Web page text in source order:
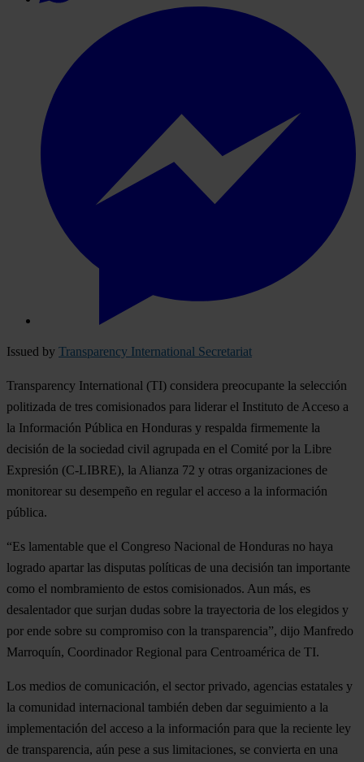
Issued by Transparency International Secretariat
Transparency International (TI) considera preocupante la selección
politizada de tres comisionados para liderar el Instituto de Acceso a
la Información Pública en Honduras y respalda firmemente la
decisión de la sociedad civil agrupada en el Comité por la Libre
Expresión (C-LIBRE), la Alianza 72 y otras organizaciones de
monitorear su desempeño en regular el acceso a la información
pública.
“Es lamentable que el Congreso Nacional de Honduras no haya
logrado apartar las disputas políticas de una decisión tan importante
como el nombramiento de estos comisionados. Aun más, es
desalentador que surjan dudas sobre la trayectoria de los elegidos y
por ende sobre su compromiso con la transparencia”, dijo Manfredo
Marroquín, Coordinador Regional para Centroamérica de TI.
Los medios de comunicación, el sector privado, agencias estatales y
la comunidad internacional también deben dar seguimiento a la
implementación del acceso a la información para que la reciente ley
de transparencia, aún pese a sus limitaciones, se convierta en una